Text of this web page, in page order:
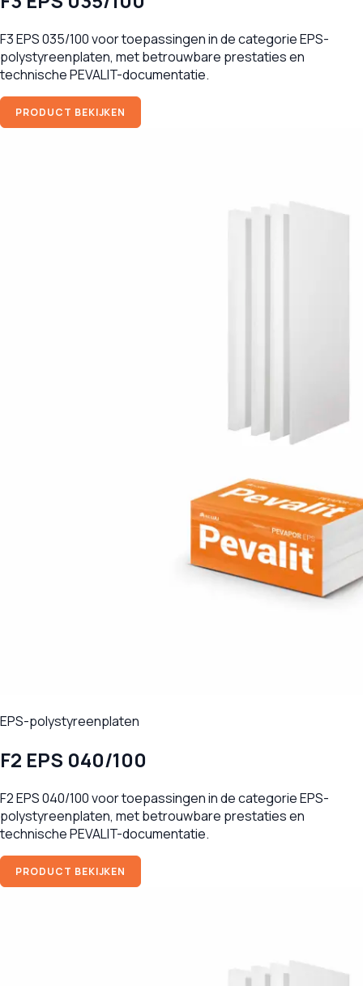
F3 EPS 035/100 voor toepassingen in de categorie EPS-
polystyreenplaten, met betrouwbare prestaties en
technische PEVALIT-documentatie.
PRODUCT BEKIJKEN
EPS-polystyreenplaten
F2 EPS 040/100
F2 EPS 040/100 voor toepassingen in de categorie EPS-
polystyreenplaten, met betrouwbare prestaties en
technische PEVALIT-documentatie.
PRODUCT BEKIJKEN